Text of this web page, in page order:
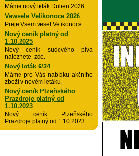
Máme nový leták Duben 2026
Vewsele Velikonoce 2026
Přeje Všem vesel Velikonoce.
Nový ceník platný od
1.10.2025
Nový ceník sudového piva
naleznete zde.
Nový leták 6/24
Máme pro Vás nabídku akčního
zboží v novém letáku.
Nový ceník Plzeňského
Prazdroje platný od
1.10.2023
Nový ceník Plzeňského
Prazdroje platný od 1.10.2023